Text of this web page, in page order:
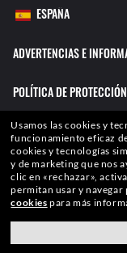
ADVERTENCIAS E
POLÍTICA DE
MAPA DEL SITIO
TÉRMINOS DE USO
título de ilustración.
cualidades o
Usamos las cookies y
funcionamiento eficaz
cookies y tecnologías
y de marketing que nos
clic en «rechazar»,
permitan usar y navegar
cookies para más